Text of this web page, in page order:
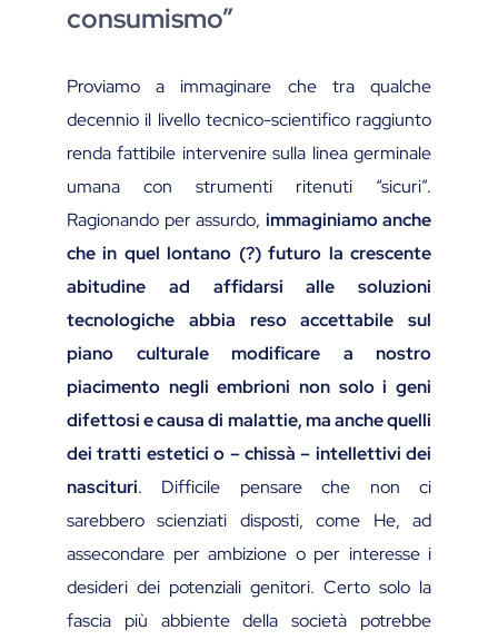
consumismo”
Proviamo a immaginare che tra qualche
decennio il livello tecnico-scientifico raggiunto
renda fattibile intervenire sulla linea germinale
umana con strumenti ritenuti “sicuri”.
Ragionando per assurdo, immaginiamo anche
che in quel lontano (?) futuro la crescente
abitudine ad affidarsi alle soluzioni
tecnologiche abbia reso accettabile sul
piano culturale modificare a nostro
piacimento negli embrioni non solo i geni
difettosi e causa di malattie, ma anche quelli
dei tratti estetici o – chissà – intellettivi dei
nascituri. Difficile pensare che non ci
sarebbero scienziati disposti, come He, ad
assecondare per ambizione o per interesse i
desideri dei potenziali genitori. Certo solo la
fascia più abbiente della società potrebbe